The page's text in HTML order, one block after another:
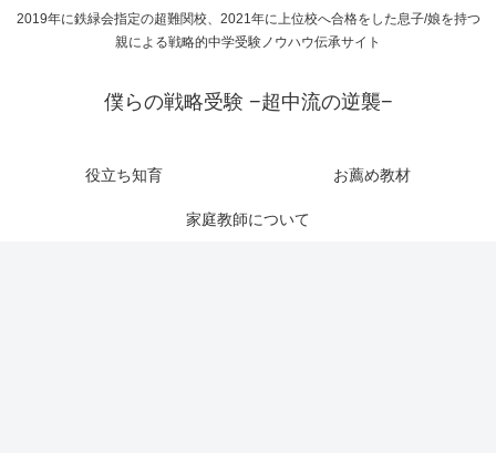
2019年に鉄緑会指定の超難関校、2021年に上位校へ合格をした息子/娘を持つ
親による戦略的中学受験ノウハウ伝承サイト
僕らの戦略受験 −超中流の逆襲−
役立ち知育 お薦め教材
家庭教師について